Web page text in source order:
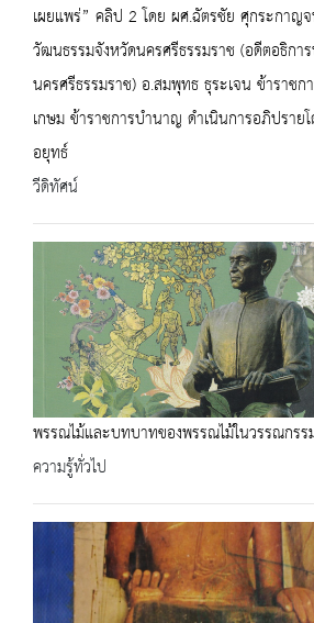
เผยแพร่” คลิป 2 โดย ผศ.ฉัตรชัย ศุกระกาญ
วัฒนธรรมจังหวัดนครศรีธรรมราช (อดีตอธิก
นครศรีธรรมราช) อ.สมพุทธ ธุระเจน ข้าราช
เกษม ข้าราชการบำนาญ ดำเนินการอภิปราย
อยุทธ์
วีดิทัศน์
พรรณไม้และบทบาทของพรรณไม้ในวรรณกร
ความรู้ทั่วไป